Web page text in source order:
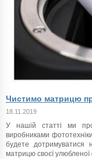
Чистимо матрицю
18.11.2019
У нашій статті ми
виробниками
будете дотримуватися
матрицю своєї